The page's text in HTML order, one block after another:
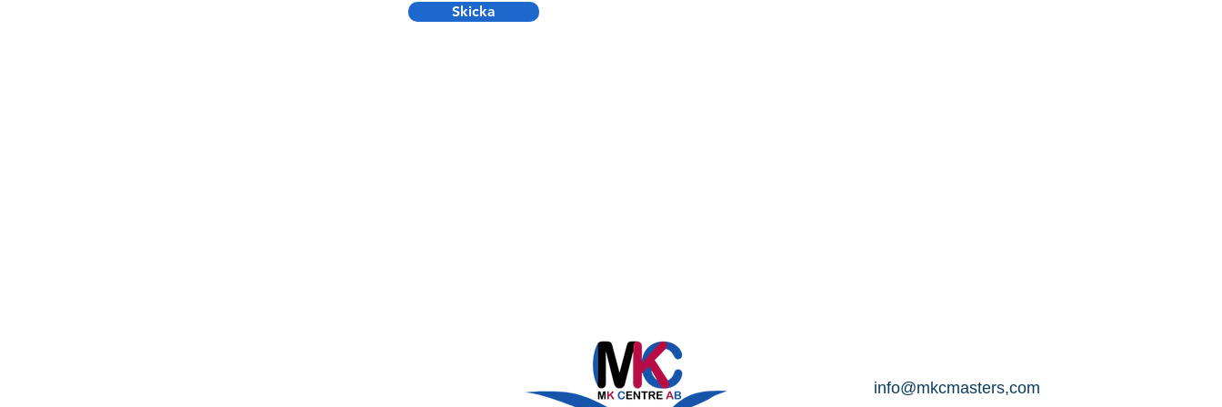
Skicka
info@mkcmasters,com